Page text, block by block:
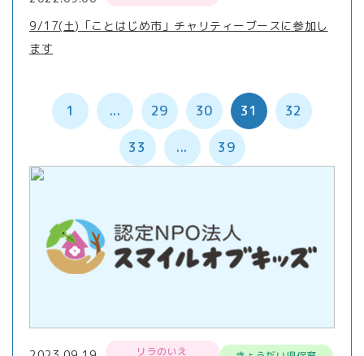
9/17(土)「ことはじめ市」チャリティーブースに参加し
ます
1 ... 29 30 31 32
33 ... 39
リラのいえ